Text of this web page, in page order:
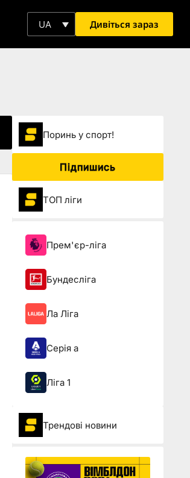
UA Дивіться зараз
Поринь у спорт!
Підпишись
ТОП ліги
Прем'єр-ліга
Бундесліга
Ла Ліга
Серія а
Ліга 1
Трендові новини